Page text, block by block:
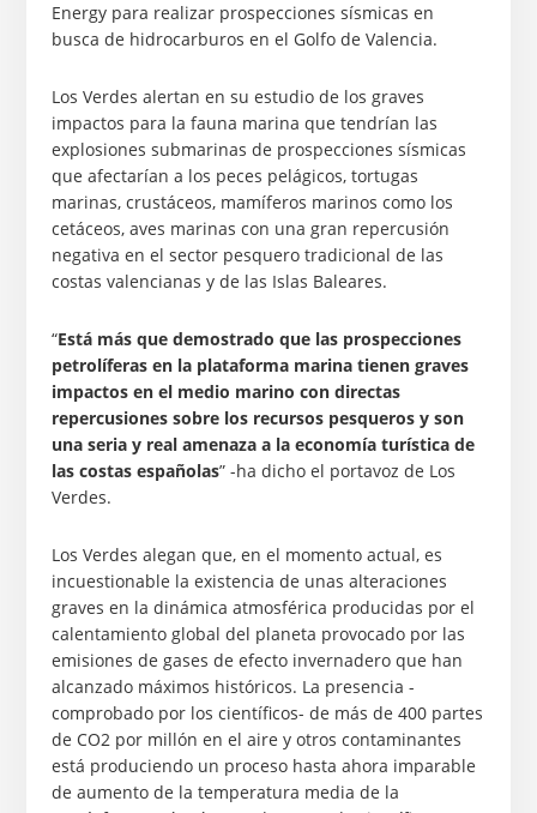
Energy para realizar prospecciones sísmicas en
busca de hidrocarburos en el Golfo de Valencia.
Los Verdes alertan en su estudio de los graves
impactos para la fauna marina que tendrían las
explosiones submarinas de prospecciones sísmicas
que afectarían a los peces pelágicos, tortugas
marinas, crustáceos, mamíferos marinos como los
cetáceos, aves marinas con una gran repercusión
negativa en el sector pesquero tradicional de las
costas valencianas y de las Islas Baleares.
“Está más que demostrado que las prospecciones
petrolíferas en la plataforma marina tienen graves
impactos en el medio marino con directas
repercusiones sobre los recursos pesqueros y son
una seria y real amenaza a la economía turística de
las costas españolas” -ha dicho el portavoz de Los
Verdes.
Los Verdes alegan que, en el momento actual, es
incuestionable la existencia de unas alteraciones
graves en la dinámica atmosférica producidas por el
calentamiento global del planeta provocado por las
emisiones de gases de efecto invernadero que han
alcanzado máximos históricos. La presencia -
comprobado por los científicos- de más de 400 partes
de CO2 por millón en el aire y otros contaminantes
está produciendo un proceso hasta ahora imparable
de aumento de la temperatura media de la